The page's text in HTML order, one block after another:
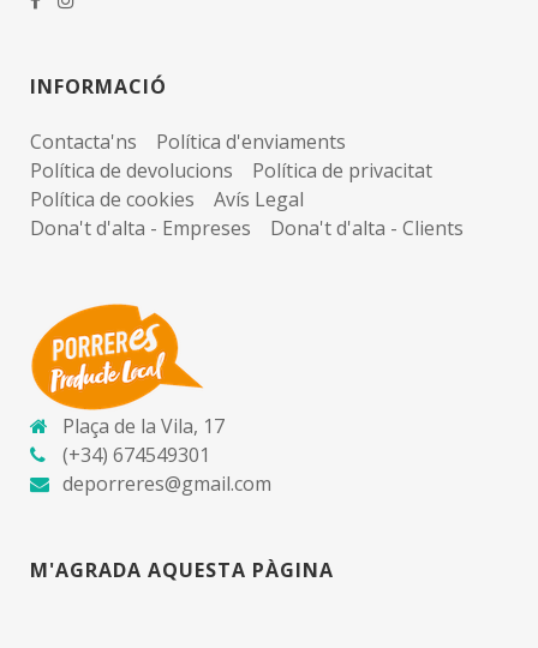
INFORMACIÓ
Contacta'ns
Política d'enviaments
Política de devolucions
Política de privacitat
Política de cookies
Avís Legal
Dona't d'alta - Empreses
Dona't d'alta - Clients
Plaça de la Vila, 17
(+34) 674549301
deporreres@gmail.com
M'AGRADA AQUESTA PÀGINA